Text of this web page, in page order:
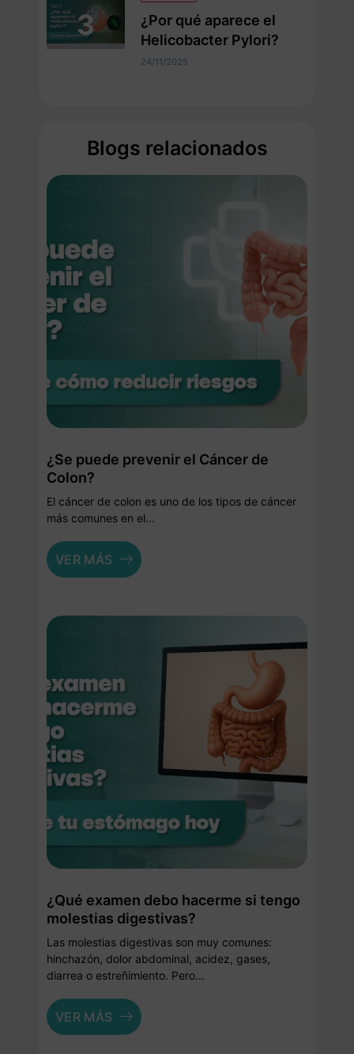
¿Por qué aparece el
Helicobacter Pylori?
24/11/2025
Blogs relacionados
¿Se puede prevenir el Cáncer de
Colon?
El cáncer de colon es uno de los tipos de cáncer
más comunes en el...
VER MÁS
¿Qué examen debo hacerme si tengo
molestias digestivas?
Las molestias digestivas son muy comunes:
hinchazón, dolor abdominal, acidez, gases,
diarrea o estreñimiento. Pero...
VER MÁS